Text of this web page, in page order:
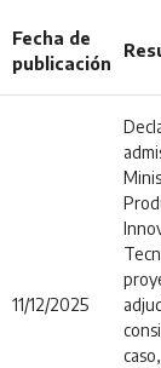
Fecha de
publicación
11/12/2025